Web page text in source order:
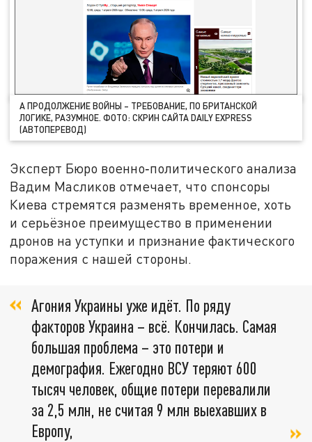
А ПРОДОЛЖЕНИЕ ВОЙНЫ – ТРЕБОВАНИЕ, ПО БРИТАНСКОЙ
ЛОГИКЕ, РАЗУМНОЕ. ФОТО: СКРИН САЙТА DAILY EXPRESS
(АВТОПЕРЕВОД)
Эксперт Бюро военно‑политического анализа
Вадим Масликов отмечает, что спонсоры
Киева стремятся разменять временное, хоть
и серьёзное преимущество в применении
дронов на уступки и признание фактического
поражения с нашей стороны.
Агония Украины уже идёт. По ряду
факторов Украина – всё. Кончилась. Самая
большая проблема – это потери и
демография. Ежегодно ВСУ теряют 600
тысяч человек, общие потери перевалили
за 2,5 млн, не считая 9 млн выехавших в
Европу,